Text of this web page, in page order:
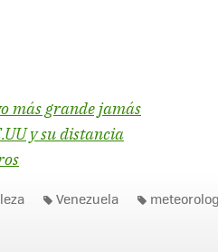
más grande jamás
y su distancia
Venezuela